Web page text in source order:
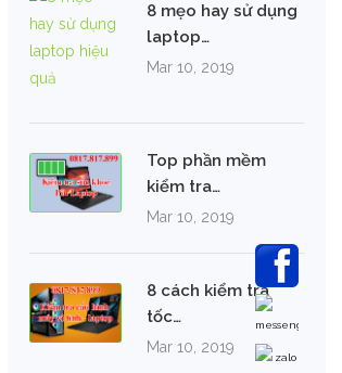
8 mẹo hay sử dụng
laptop…
Mar 10, 2019
Top phần mềm
kiểm tra…
Mar 10, 2019
8 cách kiểm tra
tốc…
Mar 10, 2019